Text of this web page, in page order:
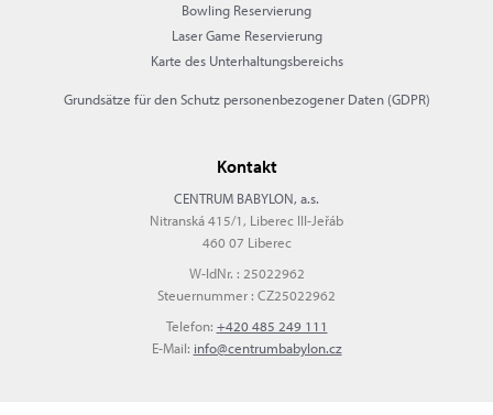
Bowling Reservierung
Laser Game Reservierung
Karte des Unterhaltungsbereichs
Grundsätze für den Schutz personenbezogener Daten (GDPR)
Kontakt
CENTRUM BABYLON, a.s.
Nitranská 415/1, Liberec III-Jeřáb
460 07 Liberec
W-IdNr. : 25022962
Steuernummer : CZ25022962
Telefon: +420 485 249 111
E-Mail: info@centrumbabylon.cz